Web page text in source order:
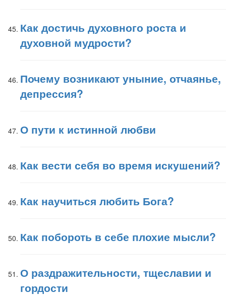
Как достичь духовного роста и
духовной мудрости?
Почему возникают уныние, отчаянье,
депрессия?
О пути к истинной любви
Как вести себя во время искушений?
Как научиться любить Бога?
Как побороть в себе плохие мысли?
О раздражительности, тщеславии и
гордости